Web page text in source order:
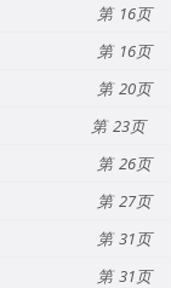
16
16
20
23
26
27
31
31